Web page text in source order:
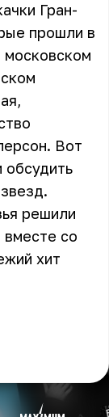
Гран-
прошли в
московском
Вот
решили
вместе со
хит